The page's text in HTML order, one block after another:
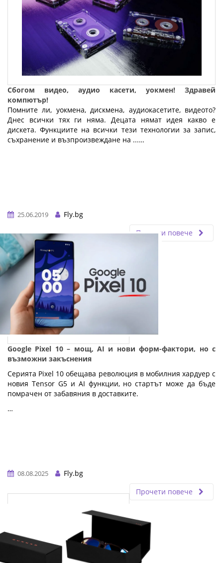
Сбогом видео, аудио касети, уокмен! Здравей
компютър!
Помните ли, уокмена, дискмена, аудиокасетите, видеото?
Днес всички тях ги няма. Децата нямат идея какво е
дискета. Функциите на всички тези технологии за запис,
съхранение и възпроизвеждане на ...…
25.06.2019
Fly.bg
Прочети повече
Google Pixel 10 – мощ, AI и нови форм-фактори, но с
възможни закъснения
Серията Pixel 10 обещава революция в мобилния хардуер с
новия Tensor G5 и AI функции, но стартът може да бъде
помрачен от забавяния в доставките.
…
08.08.2025
Fly.bg
Прочети повече